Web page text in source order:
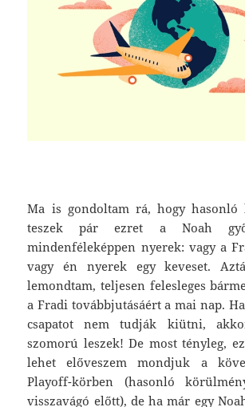
Ma is gondoltam rá, hogy hasonló
teszek pár ezret a Noah
mindenféleképpen nyerek: vagy a
vagy én nyerek egy keveset.
lemondtam, teljesen felesleges
a Fradi továbbjutásáért a mai nap.
csapatot nem tudják kiütni,
szomorú leszek! De most tényleg,
lehet előveszem mondjuk a
Playoff-körben (hasonló
visszavágó előtt), de ha már egy